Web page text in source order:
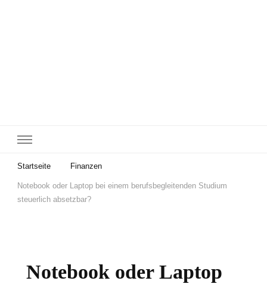
Startseite Finanzen
Notebook oder Laptop bei einem berufsbegleitenden Studium
steuerlich absetzbar?
Notebook oder Laptop